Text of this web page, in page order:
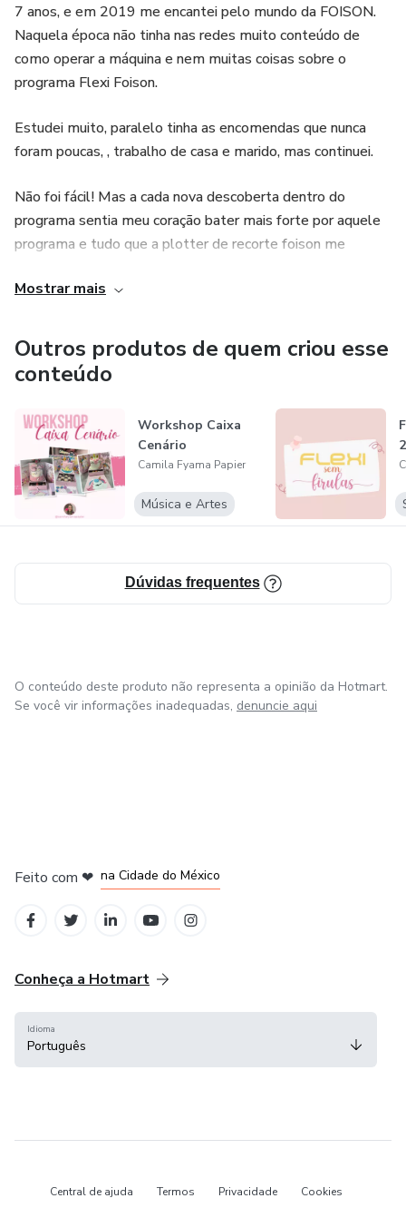
7 anos, e em 2019 me encantei pelo mundo da FOISON.
Naquela época não tinha nas redes muito conteúdo de
como operar a máquina e nem muitas coisas sobre o
programa Flexi Foison.
Estudei muito, paralelo tinha as encomendas que nunca
foram poucas, , trabalho de casa e marido, mas continuei.
Não foi fácil! Mas a cada nova descoberta dentro do
programa sentia meu coração bater mais forte por aquele
programa e tudo que a plotter de recorte foison me
com ela e as pessoas começaram a perguntar como fazer,
como operar o programa Flexi.
E eu respondia a todos! Mas as perguntas só aumentavam,
e então foi que agora no final de 2021 estou lançando meu
curso Flexi sem Firulas e espero que vcs curtam muito!
Com amor, Cami!
Mostrar mais
Outros produtos de quem criou esse
conteúdo
Workshop Caixa
Cenário
Camila Fyama Papier
Música e Artes
Dúvidas frequentes
O conteúdo deste produto não representa a opinião da Hotmart.
Se você vir informações inadequadas, denuncie aqui
Feito com ❤ na Cidade do México
Conheça a Hotmart
Idioma
Português
Central de ajuda Termos Privacidade Cookies